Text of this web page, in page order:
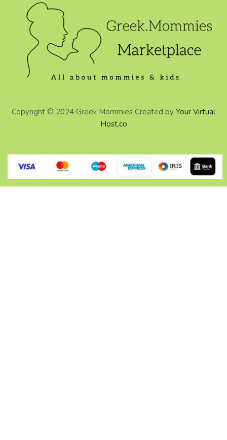
Copyright © 2024 Greek Mommies Created by Your Virtual
Host.co